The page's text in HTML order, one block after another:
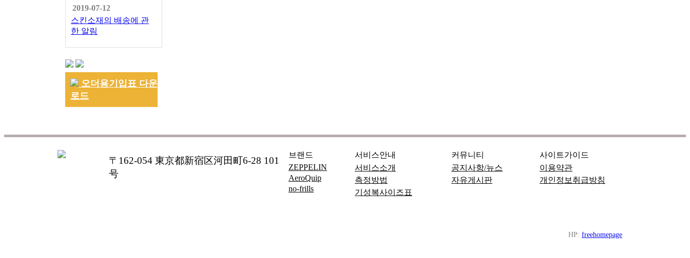
2019-07-12
스킨소재의 배송에 관
한 알림
오더용기입표 다운
로드
〒162-054 東京都新宿区河田町6-28 101
号
브랜드
ZEPPELIN
AeroQuip
no-frills
서비스안내
서비스소개
측정방법
기성복사이즈표
커뮤니티
공지사항/뉴스
자유게시판
사이트가이드
이용약관
개인정보취급방침
HP: freehomepage